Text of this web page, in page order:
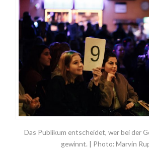
Das Publikum entscheidet, wer bei der
gewinnt. | Photo: Marvin